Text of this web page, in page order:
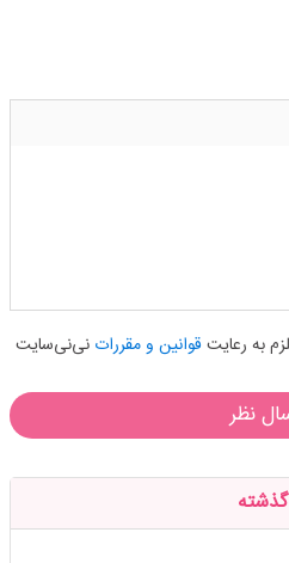
به رعایت قوانین و مقرراتنی‌نی‌سایت
نظر